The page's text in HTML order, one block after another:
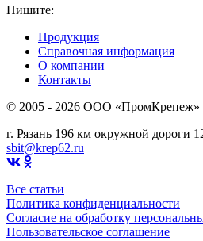
Пишите:
Продукция
Справочная информация
О компании
Контакты
© 2005 - 2026 OOO «ПромКрепеж»
г. Рязань 196 км окружной дороги
sbit@krep62.ru
Все статьи
Политика конфиденциальности
Согласие на обработку
Пользовательское соглашение